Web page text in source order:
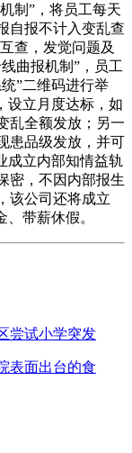
制”，将员工每天
自报不计入变乱查
查，发觉问题及
曲报机制”，员工
”二维码进行举
设立月度达标，如
乱全额发放；另一
患品级发放，并可
成立内部知情益轨
密，不因内部报生
该公司还将成立
带薪休假。
尝试小学突发
表面出台的食